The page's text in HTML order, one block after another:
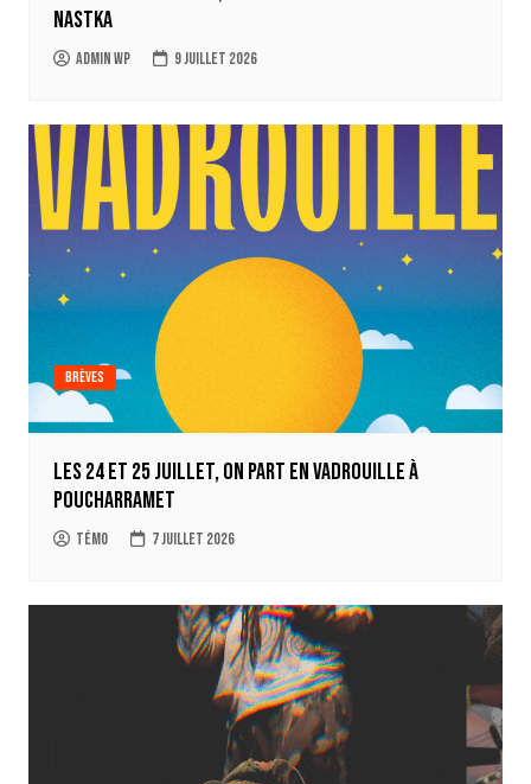
Nastka
Admin WP 9 juillet 2026
Brèves
Les 24 et 25 juillet, on part en Vadrouille à
Poucharramet
Témo 7 juillet 2026